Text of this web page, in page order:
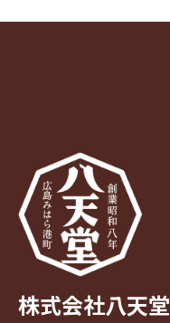
株式会社八天堂